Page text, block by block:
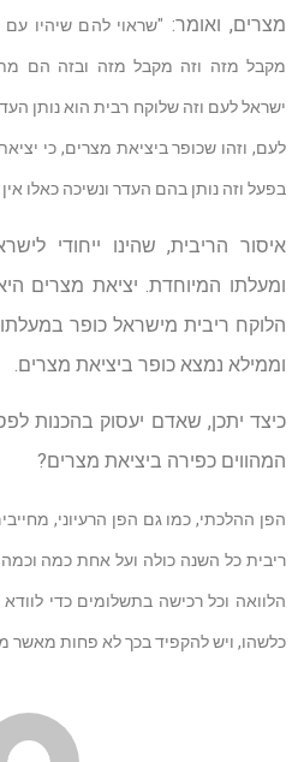
מצרים, ואומר: "שראוי להם שיהיו
מקבל מזה וזה מקבל מזה ובזה הם
ישראל לעם וזה שלוקח רבית הוא נותן
לעם, וזהו שכופר ביציאת מצרים, כי
בפעל וזה נותן בהם העדר ונשיכה כאלו
איסור הריבית, שהינו ייחודי
ומעלתו המיוחדת. יציאת מצרים
הלוקח ריבית מישראל כופר
וממילא נמצא כופר ביציאת מצרים.
כיצד יתכן, שאדם יעסוק בהכנות
המהווים כפירה ביציאת מצרים?
הפן ההלכתי, כמו גם הפן הרעיוני,
ריבית כל השנה כולה ועל אחת כמה
הלוואה וכל רכישה בתשלומים כדי
כלשהו, ויש להקפיד בכך לא פחות מאשר